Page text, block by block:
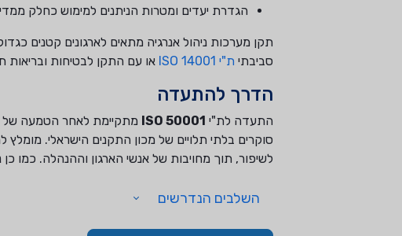
הגדרת יעדים ומטרות הניתנים למימוש כחלק
תקן מערכות ניהול אנרגיה מתאים לארגונים קטנים
סביבתי ת"י 14001 ISO או עם התקן לבטיחות ובריאות
הדרך להתעדה
התעדה לת"י ISO 50001 מתקיימת לאחר הטמעה של
סוקרים בלתי תלויים של מכון התקנים הישראלי.
לשיפור, תוך מחויבות של אנשי הארגון וההנהלה. כמו
השלבים הנדרשים